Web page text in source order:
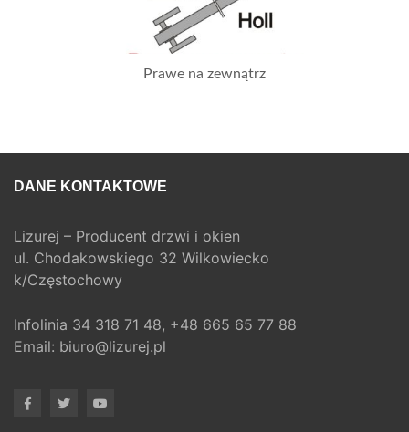
Prawe na zewnątrz
DANE KONTAKTOWE
Lizurej – Producent drzwi i okien
ul. Chodakowskiego 32 Wilkowiecko
k/Częstochowy
Infolinia 34 318 71 48, +48 665 65 77 88
Email: biuro@lizurej.pl